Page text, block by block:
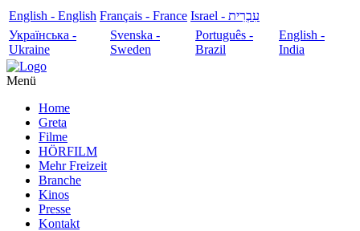
English - English Français - France
עִבְרִית - Israel
Українська -
Ukraine
Svenska -
Sweden
Português -
Brazil
English -
India
Menü
Home
Greta
Filme
HÖRFILM
Mehr Freizeit
Branche
Kinos
Presse
Kontakt